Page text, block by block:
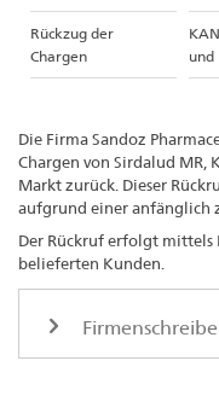
Rückzug der
Chargen
und
Die Firma Sandoz
Chargen von Sirdalud MR,
Markt zurück. Dieser
aufgrund einer anfänglich
Der Rückruf erfolgt mittels
belieferten Kunden.